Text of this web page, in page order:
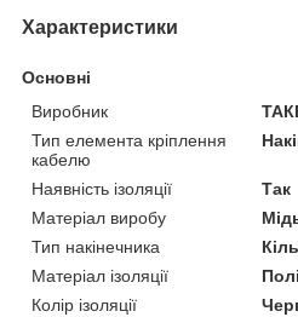
Характеристики
Основні
Виробник
Тип елемента кріплення
кабелю
Наявність ізоляції
Так
Матеріал виробу
Тип накінечника
Матеріал ізоляції
Колір ізоляції